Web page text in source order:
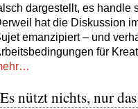
dargestellt, es handle
hat die Diskussion
emanzipiert – und
für
nützt nichts, nur